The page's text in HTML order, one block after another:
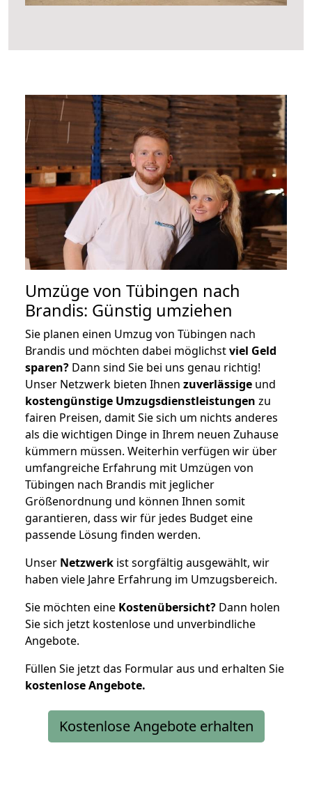
Umzüge von Tübingen nach
Brandis: Günstig umziehen
Sie planen einen Umzug von Tübingen nach
Brandis und möchten dabei möglichstviel Geld
sparen? Dann sind Sie bei uns genau richtig!
Unser Netzwerk bieten Ihnen zuverlässige und
kostengünstige Umzugsdienstleistungen zu
fairen Preisen, damit Sie sich um nichts anderes
als die wichtigen Dinge in Ihrem neuen Zuhause
kümmern müssen. Weiterhin verfügen wir über
umfangreiche Erfahrung mit Umzügen von
Tübingen nach Brandis mit jeglicher
Größenordnung und können Ihnen somit
garantieren, dass wir für jedes Budget eine
passende Lösung finden werden.
Unser Netzwerk ist sorgfältig ausgewählt, wir
haben viele Jahre Erfahrung im Umzugsbereich.
Sie möchten eine Kostenübersicht? Dann holen
Sie sich jetzt kostenlose und unverbindliche
Angebote.
Füllen Sie jetzt das Formular aus und erhalten Sie
kostenloseAngebote.
Kostenlose Angebote erhalten